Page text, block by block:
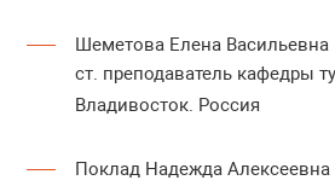
Шеметова Елена Васильевна
ст. преподаватель кафедры
Владивосток. Россия
Поклад Надежда Алексеевна